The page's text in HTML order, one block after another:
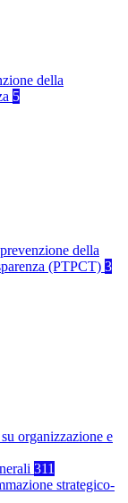
della
5
della
(PTPCT) 3
organizzazione e
311
strategico-